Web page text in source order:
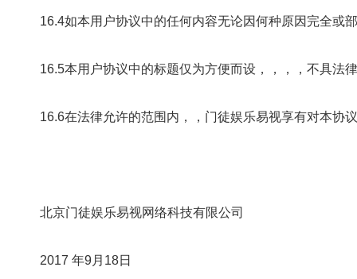
16.4如本用户协议中的任何内容无论因何种原因完全或部分无
16.5本用户协议中的标题仅为方便而设，，，，不具法律约
16.6在法律允许的范围内，，门徒娱乐易视享有对本协议条
北京门徒娱乐易视网络科技有限公司
2017 年9月18日